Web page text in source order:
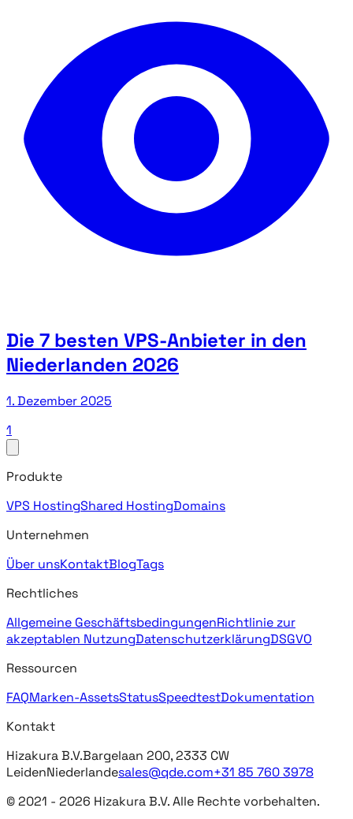
Die 7 besten VPS-Anbieter in den
Niederlanden 2026
1. Dezember 2025
1
Produkte
VPS HostingShared HostingDomains
Unternehmen
Über unsKontaktBlogTags
Rechtliches
Allgemeine GeschäftsbedingungenRichtlinie zur
akzeptablen NutzungDatenschutzerklärungDSGVO
Ressourcen
FAQMarken-AssetsStatusSpeedtestDokumentation
Kontakt
Hizakura B.V.Bargelaan 200, 2333 CW
LeidenNiederlandesales@qde.com+31 85 760 3978
© 2021 - 2026 Hizakura B.V. Alle Rechte vorbehalten.